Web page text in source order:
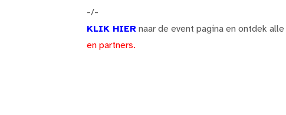
-/-
KLIK HIER naar de event pagina en ontdek alle
en partners.